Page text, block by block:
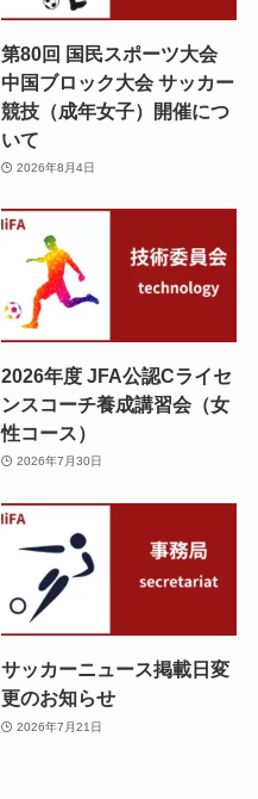
第80回 国民スポーツ大会
中国ブロック大会 サッカー
競技（成年女子）開催につ
いて
2026年8月4日
2026年度 JFA公認Cライセ
ンスコーチ養成講習会（女
性コース）
2026年7月30日
サッカーニュース掲載日変
更のお知らせ
2026年7月21日